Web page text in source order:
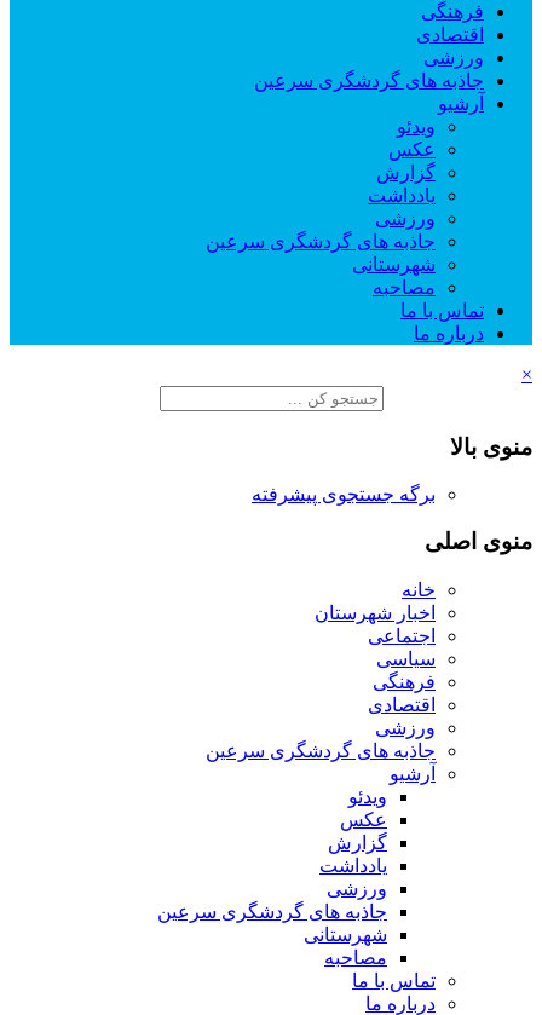
فرهنگی
اقتصادی
ورزشی
جاذبه های گردشگری سرعین
آرشیو
ویدئو
عکس
گزارش
یادداشت
ورزشی
جاذبه های گردشگری سرعین
شهرستانی
مصاحبه
تماس با ما
درباره ما
×
منوی بالا
برگه جستجوی پیشرفته
منوی اصلی
خانه
اخبار شهرستان
اجتماعی
سیاسی
فرهنگی
اقتصادی
ورزشی
جاذبه های گردشگری سرعین
آرشیو
ویدئو
عکس
گزارش
یادداشت
ورزشی
جاذبه های گردشگری سرعین
شهرستانی
مصاحبه
تماس با ما
درباره ما